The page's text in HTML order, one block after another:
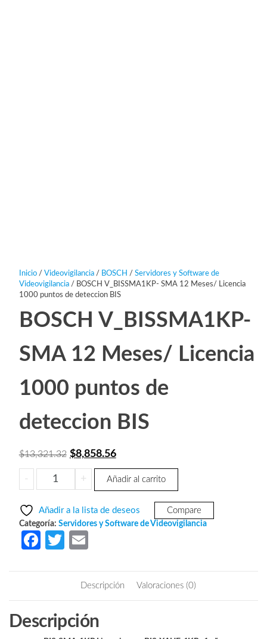
Inicio/ Videovigilancia/ BOSCH / Servidores y Software de
Videovigilancia/ BOSCH V_BISSMA1KP- SMA 12 Meses/ Licencia
1000 puntos de deteccion BIS
BOSCH V_BISSMA1KP-
SMA 12 Meses/ Licencia
1000 puntos de
deteccion BIS
$13,321.32 El
precio
original
$13,321.32.
$8,858.56El
precio
$8,858.56.
-
BOSCH
V_BISSMA1KP-
Meses/
Licencia
BIS
cantidad
+ Añadir al carrito
Añadir a la lista de deseos Compare
Categoría: Servidores y Software de Videovigilancia
Fa
o
T
itt
ail
Descripción Valoraciones (0)
Descripción